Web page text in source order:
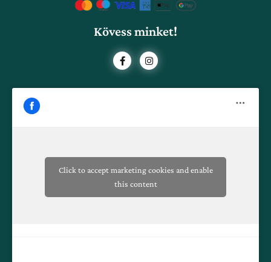
Kövess minket!
F
a
c
I
n
s
Click to accept marketing cookies and enable
this content